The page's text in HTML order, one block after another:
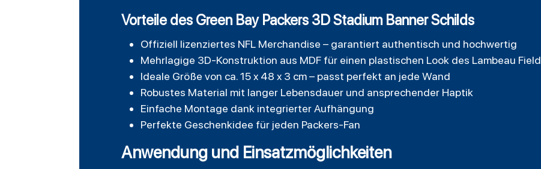
Vorteile des Green Bay Packers 3D Stadium Banner Schilds
Offiziell lizenziertes NFL Merchandise – garantiert authentisch und hochwertig
Mehrlagige 3D-Konstruktion aus MDF für einen plastischen Look des Lambeau Field
Ideale Größe von ca. 15 x 48 x 3 cm – passt perfekt an jede Wand
Robustes Material mit langer Lebensdauer und ansprechender Haptik
Einfache Montage dank integrierter Aufhängung
Perfekte Geschenkidee für jeden Packers-Fan
Anwendung und Einsatzmöglichkeiten